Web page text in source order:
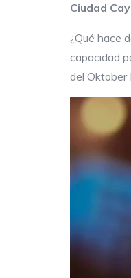
Ciudad
¿Qué hace
capacidad
del Oktober